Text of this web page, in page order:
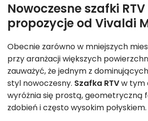
Nowoczesne szafki RTV
propozycje od Vivaldi
Obecnie zarówno w mniejszych
przy aranżacji większych
zauważyć, że jednym z
styl nowoczesny. Szafka RTVw tym
wyróżnia się prostą, geometryczną
zdobień i często wysokim połyskiem.